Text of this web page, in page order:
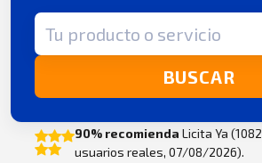
Término de búsqueda
BUSCAR
90% recomienda Licita Ya (1082
usuarios reales, 07/08/2026).